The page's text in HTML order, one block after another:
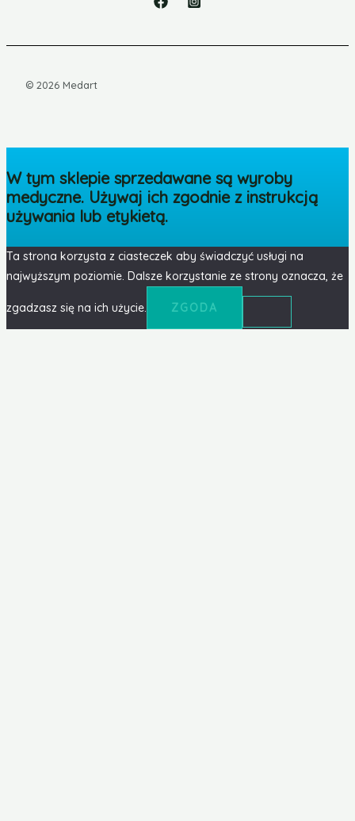
© 2026 Medart
W tym sklepie sprzedawane są wyroby
medyczne. Używaj ich zgodnie z instrukcją
używania lub etykietą.
Ta strona korzysta z ciasteczek aby świadczyć usługi na
najwyższym poziomie. Dalsze korzystanie ze strony oznacza, że
zgadzasz się na ich użycie. ZGODA